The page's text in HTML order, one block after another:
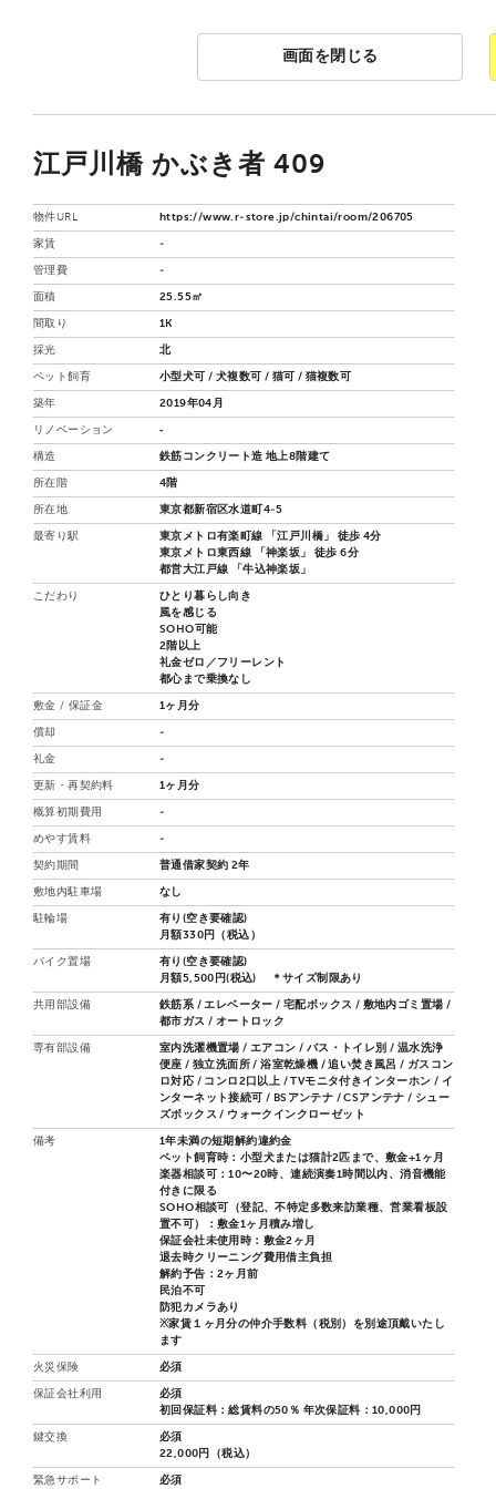
画面を閉じる
江戸川橋 かぶき者 409
物件URL https://www.r-store.jp/chintai/room/206705
家賃 -
管理費 -
面積 25.55㎡
間取り 1K
採光 北
ペット飼育 小型犬可 / 犬複数可 / 猫可 / 猫複数可
築年 2019年04月
リノベーション ‐
構造 鉄筋コンクリート造 地上8階建て
所在階 4階
所在地 東京都新宿区水道町4-5
最寄り駅
東京メトロ有楽町線 「江戸川橋」 徒歩 4分
東京メトロ東西線 「神楽坂」 徒歩 6分
都営大江戸線 「牛込神楽坂」
こだわり
ひとり暮らし向き
風を感じる
SOHO可能
2階以上
礼金ゼロ／フリーレント
都心まで乗換なし
敷金 / 保証金 1ヶ月分
償却 -
礼金 -
更新・再契約料 1ヶ月分
概算初期費用 -
めやす賃料 -
契約期間 普通借家契約 2年
敷地内駐車場 なし
駐輪場
有り(空き要確認)
月額330円（税込）
バイク置場
有り(空き要確認)
月額5,500円(税込) ＊サイズ制限あり
共用部設備
鉄筋系 / エレベーター / 宅配ボックス / 敷地内ゴミ置場 /
都市ガス / オートロック
専有部設備
室内洗濯機置場 / エアコン / バス・トイレ別 / 温水洗浄
便座 / 独立洗面所 / 浴室乾燥機 / 追い焚き風呂 / ガスコン
ロ対応 / コンロ2口以上 / TVモニタ付きインターホン / イ
ンターネット接続可 / BSアンテナ / CSアンテナ / シュー
ズボックス / ウォークインクローゼット
備考
1年未満の短期解約違約金
ペット飼育時：小型犬または猫計2匹まで、敷金+1ヶ月
楽器相談可：10〜20時、連続演奏1時間以内、消音機能
付きに限る
SOHO相談可（登記、不特定多数来訪業種、営業看板設
置不可）：敷金1ヶ月積み増し
保証会社未使用時：敷金2ヶ月
退去時クリーニング費用借主負担
解約予告：2ヶ月前
民泊不可
防犯カメラあり
※家賃１ヶ月分の仲介手数料（税別）を別途頂戴いたし
ます
火災保険 必須
保証会社利用
必須
初回保証料：総賃料の50％ 年次保証料：10,000円
鍵交換
必須
22,000円（税込）
緊急サポート 必須